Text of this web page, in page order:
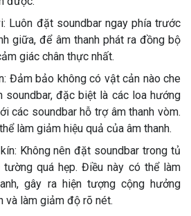
Luôn đặt soundbar ngay phía trước
giữa, để âm thanh phát ra đồng bộ
giác chân thực nhất.
Đảm bảo không có vật cản nào che
soundbar, đặc biệt là các loa hướng
các soundbar hỗ trợ âm thanh vòm.
làm giảm hiệu quả của âm thanh.
Không nên đặt soundbar trong tủ
tường quá hẹp. Điều này có thể làm
gây ra hiện tượng cộng hưởng
và làm giảm độ rõ nét.